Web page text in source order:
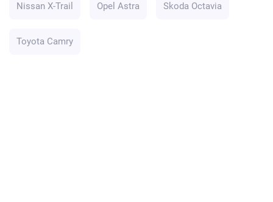
Nissan X-Trail Opel Astra Skoda Octavia
Toyota Camry